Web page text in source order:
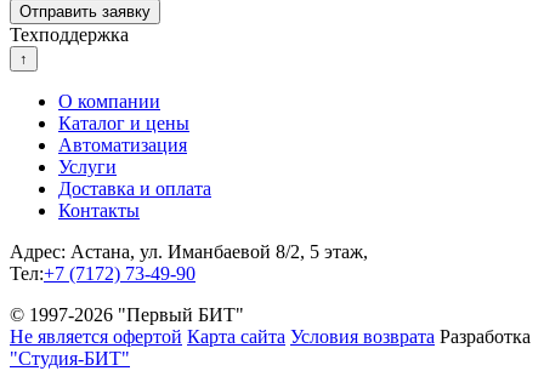
Техподдержка
↑
О компании
Каталог и цены
Автоматизация
Услуги
Доставка и оплата
Контакты
Адрес: Астана, ул. Иманбаевой 8/2, 5 этаж,
Тел:+7 (7172) 73-49-90
© 1997-2026 "Первый БИТ"
Не является офертой Карта сайта Условия возврата Разработка
"Студия-БИТ"